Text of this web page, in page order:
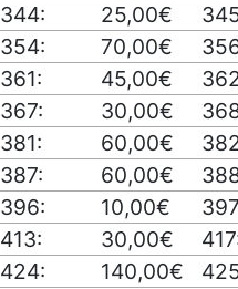
344: 25,00€
354: 70,00€
361: 45,00€
367: 30,00€
381: 60,00€
387: 60,00€
396: 10,00€
413: 30,00€
424: 140,00€